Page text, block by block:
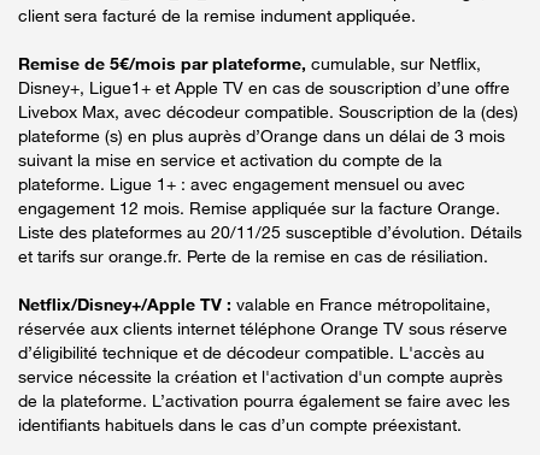
client sera facturé de la remise indument appliquée.
Remise de 5€/mois par plateforme, cumulable, sur Netflix,
Disney+, Ligue1+ et Apple TV en cas de souscription d’une offre
Livebox Max, avec décodeur compatible. Souscription de la (des)
plateforme (s) en plus auprès d’Orange dans un délai de 3 mois
suivant la mise en service et activation du compte de la
plateforme. Ligue 1+ : avec engagement mensuel ou avec
engagement 12 mois. Remise appliquée sur la facture Orange.
Liste des plateformes au 20/11/25 susceptible d’évolution. Détails
et tarifs sur orange.fr. Perte de la remise en cas de résiliation.
Netflix/Disney+/Apple TV : valable en France métropolitaine,
réservée aux clients internet téléphone Orange TV sous réserve
d’éligibilité technique et de décodeur compatible. L'accès au
service nécessite la création et l'activation d'un compte auprès
de la plateforme. L’activation pourra également se faire avec les
identifiants habituels dans le cas d’un compte préexistant.